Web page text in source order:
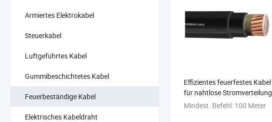
Armiertes Elektrokabel
Steuerkabel
Luftgeführtes Kabel
Gummibeschichtetes Kabel
Feuerbeständige Kabel
Elektrisches Kabeldraht
Effizientes feuerfestes Kabel
für nahtlose Stromverteilung
Mindest. Befehl: 100 Meter